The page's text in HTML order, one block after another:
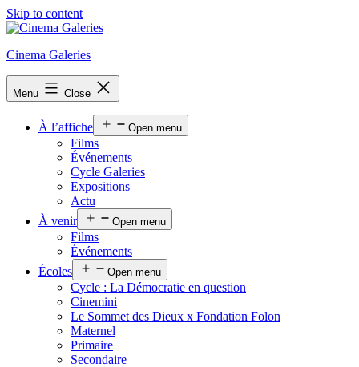
Skip to content
Cinema Galeries
Menu Close
À l’affiche Open menu
Films
Événements
Cycle Galeries
Expositions
Actu
À venir
Open menu
Films
Événements
Écoles
Open menu
Cycle : La Démocratie en question
Cinemini
Le Sommet des Dieux x Fondation Folon
Maternel
Primaire
Secondaire